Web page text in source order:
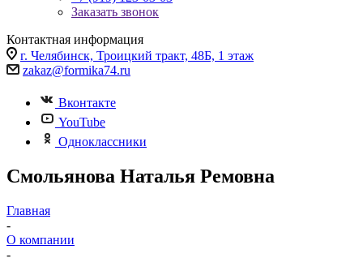
Заказать звонок
Контактная информация
г. Челябинск, Троицкий тракт, 48Б, 1 этаж
zakaz@formika74.ru
Вконтакте
YouTube
Одноклассники
Смольянова Наталья Ремовна
Главная
-
О компании
-